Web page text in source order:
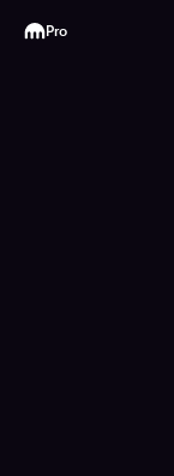
Kraken
Pro